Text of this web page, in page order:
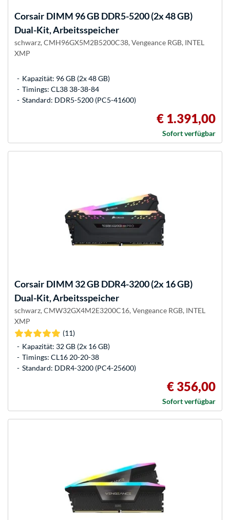
Corsair DIMM 96 GB DDR5-5200 (2x 48 GB)
Dual-Kit, Arbeitsspeicher
schwarz, CMH96GX5M2B5200C38, Vengeance RGB, INTEL
XMP
Kapazität: 96 GB (2x 48 GB)
Timings: CL38 38-38-84
Standard: DDR5-5200 (PC5-41600)
€ 1.391,00
Sofort verfügbar
Corsair DIMM 32 GB DDR4-3200 (2x 16 GB)
Dual-Kit, Arbeitsspeicher
schwarz, CMW32GX4M2E3200C16, Vengeance RGB, INTEL
XMP
(11)
Kapazität: 32 GB (2x 16 GB)
Timings: CL16 20-20-38
Standard: DDR4-3200 (PC4-25600)
€ 356,00
Sofort verfügbar